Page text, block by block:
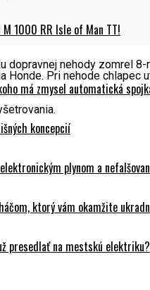
M 1000 RR Isle of Man TT!
má zmysel automatická
koncepcií
plynom a
ktorý vám okamžite
presedlať na mestskú elektriku?
nehody zomrel
Honde. Pri nehode